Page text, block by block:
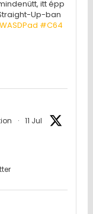
itt épp
Up-ban
#C64
· 11 Jul